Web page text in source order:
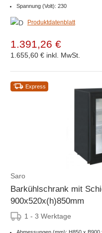
Spannung (Volt): 230
Produktdatenblatt
1.391,26 €
1.655,60 € inkl. MwSt.
Express
Saro
Barkühlschrank mit
900x520x(h)850mm
1 - 3 Werktage
Abmessungen (mm): H850 x B900